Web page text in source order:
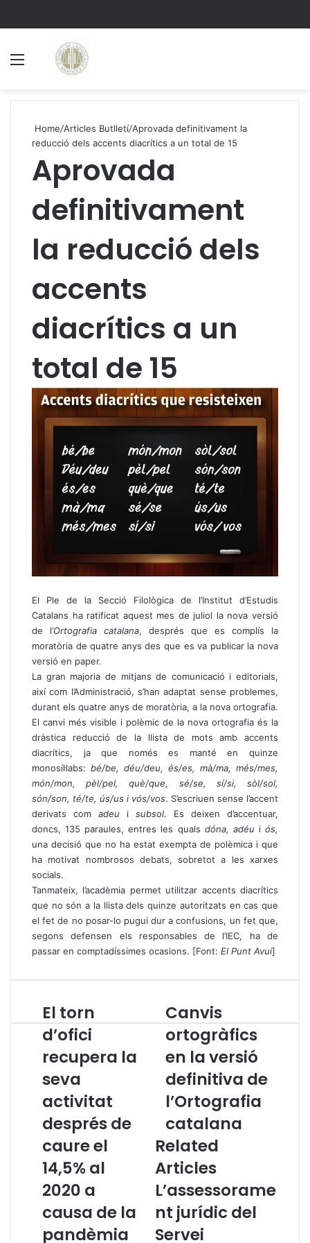
Home/Articles Butlletí/Aprovada definitivament la
reducció dels accents diacrítics a un total de 15
Aprovada
definitivament
la reducció dels
accents
diacrítics a un
total de 15
El Ple de la Secció Filològica de l’Institut d’Estudis
Catalans ha ratificat aquest mes de juliol la nova versió
de l’Ortografia catalana, després que es complís la
moratòria de quatre anys des que es va publicar la nova
versió en paper.
La gran majoria de mitjans de comunicació i editorials,
així com l’Administració, s’han adaptat sense problemes,
durant els quatre anys de moratòria, a la nova ortografia.
El canvi més visible i polèmic de la nova ortografia és la
dràstica reducció de la llista de mots amb accents
diacrítics, ja que només es manté en quinze
monosíl·labs: bé/be, déu/deu, és/es, mà/ma, més/mes,
món/mon, pèl/pel, què/que, sé/se, sí/si, sòl/sol,
són/son, té/te, ús/us i vós/vos. S’escriuen sense l’accent
derivats com adeu i subsol.
Es deixen d’accentuar,
doncs, 135 paraules, entres les quals dóna, adéu iós,
una decisió que no ha estat exempta de polèmica i que
ha motivat nombrosos debats, sobretot a les xarxes
socials.
Tanmateix, l’acadèmia permet utilitzar accents diacrítics
que no són a la llista dels quinze autoritzats en cas que
el fet de no posar-lo pugui dur a confusions, un fet que,
segons defensen els responsables de l’IEC, ha de
passar en comptadíssimes ocasions. [Font: El Punt Avui]
E
l
t
o
n
d
o
i
r
e
El torn
d’ofici
recupera la
seva
activitat
després de
caure el
14,5% al
2020 a
causa de la
pandèmia
C
a
n
v
s
o
r
t
g
à
f
i
Canvis
ortogràfics
en la versió
definitiva de
l’Ortografia
catalana
Related
Articles
L’assessorame
nt jurídic del
Servei